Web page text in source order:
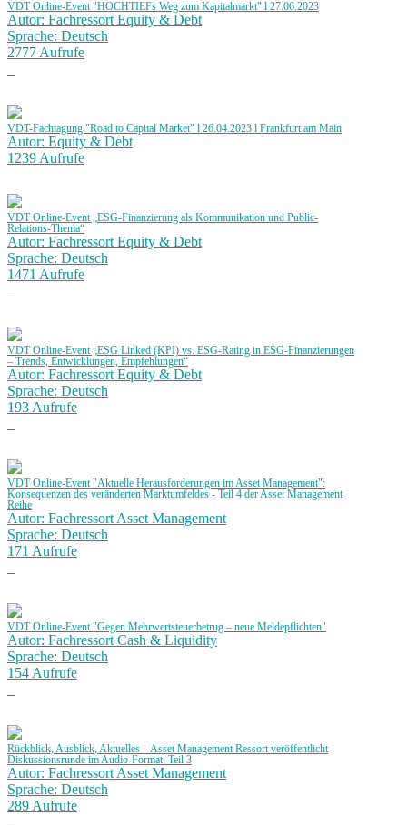
VDT Online-Event "HOCHTIEFs Weg zum Kapitalmarkt" l 27.06.2023
Autor: Fachressort Equity & Debt
Sprache: Deutsch
2777 Aufrufe
VDT-Fachtagung "Road to Capital Market" l 26.04.2023 l Frankfurt am Main
Autor: Equity & Debt
1239 Aufrufe
VDT Online-Event „ESG-Finanzierung als Kommunikation und Public-
Relations-Thema“
Autor: Fachressort Equity & Debt
Sprache: Deutsch
1471 Aufrufe
VDT Online-Event „ESG Linked (KPI) vs. ESG-Rating in ESG-Finanzierungen
– Trends, Entwicklungen, Empfehlungen“
Autor: Fachressort Equity & Debt
Sprache: Deutsch
193 Aufrufe
VDT Online-Event "Aktuelle Herausforderungen im Asset Management":
Konsequenzen des veränderten Marktumfeldes - Teil 4 der Asset Management
Reihe
Autor: Fachressort Asset Management
Sprache: Deutsch
171 Aufrufe
VDT Online-Event "Gegen Mehrwertsteuerbetrug – neue Meldepflichten"
Autor: Fachressort Cash & Liquidity
Sprache: Deutsch
154 Aufrufe
Rückblick, Ausblick, Aktuelles – Asset Management Ressort veröffentlicht
Diskussionsrunde im Audio-Format: Teil 3
Autor: Fachressort Asset Management
Sprache: Deutsch
289 Aufrufe